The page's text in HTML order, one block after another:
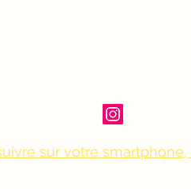
sur votre